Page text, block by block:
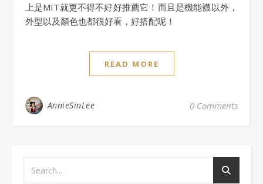
上是MIT就更不得不好好推薦它！而且是機能襪以外，
外型以及顏色也都很好看，好搭配呢！
READ MORE
AnnieSinLee 0 Comments